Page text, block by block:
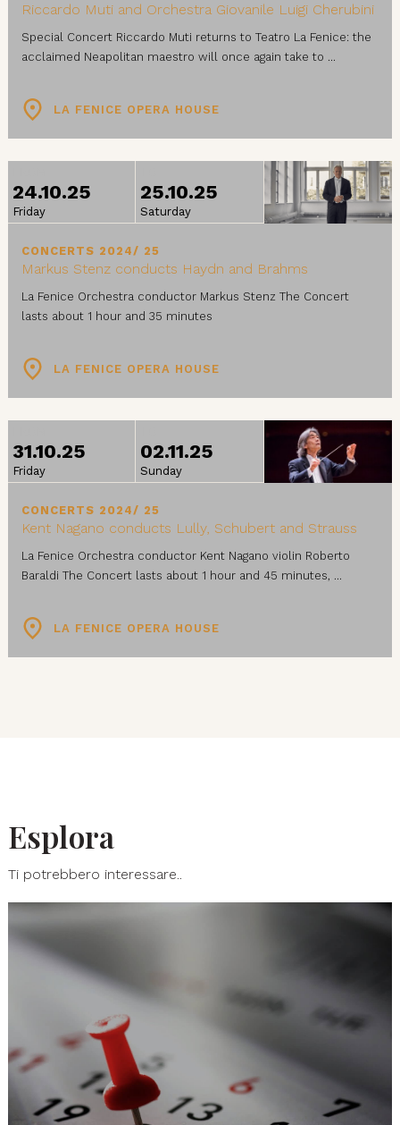
Riccardo Muti and Orchestra Giovanile Luigi Cherubini
Special Concert Riccardo Muti returns to Teatro La Fenice: the
acclaimed Neapolitan maestro will once again take to ...
LA FENICE OPERA HOUSE
24.10.25
Friday
25.10.25
Saturday
CONCERTS 2024/ 25
Markus Stenz conducts Haydn and Brahms
La Fenice Orchestra conductor Markus Stenz The Concert
lasts about 1 hour and 35 minutes
LA FENICE OPERA HOUSE
31.10.25
Friday
02.11.25
Sunday
CONCERTS 2024/ 25
Kent Nagano conducts Lully, Schubert and Strauss
La Fenice Orchestra conductor Kent Nagano violin Roberto
Baraldi The Concert lasts about 1 hour and 45 minutes, ...
LA FENICE OPERA HOUSE
Esplora
Ti potrebbero interessare..